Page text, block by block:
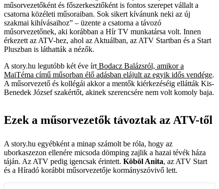
műsorvezetőként és főszerkesztőként is fontos szerepet vállalt a
csatorna közéleti műsoraiban. Sok sikert kívánunk neki az új
szakmai kihívásaihoz” – üzente a csatorna a távozó
műsorvezetőnek, aki korábban a Hír TV munkatársa volt. Innen
érkezett az ATV-hez, ahol az Aktuálban, az ATV Startban és a Start
Pluszban is láthatták a nézők.
A story.hu legutóbb két éve írt Bodacz Balázsról, amikor a
MaiTéma című műsorban élő adásban elájult az egyik idős vendége.
A műsorvezető és kollégái akkor a mentők kiérkezéséig ellátták Kis-
Benedek József szakértőt, akinek szerencsére nem volt komoly baja.
Ezek a műsorvezetők távoztak az ATV-től
A story.hu egyébként a minap számolt be róla, hogy az
uborkaszezon ellenére micsoda dömping zajlik a hazai tévék háza
táján. Az ATV pedig igencsak érintett. Köböl Anita, az ATV Start
és a Híradó korábbi műsorvezetője kormányszóvivő lett.